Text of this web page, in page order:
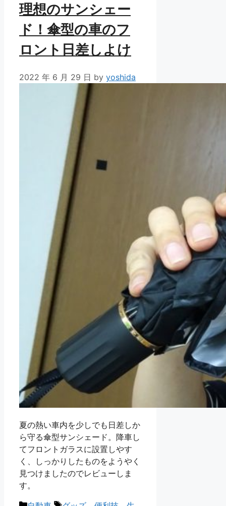
理想のサンシェー
ド！傘型の車のフ
ロント日差しよけ
2022 年 6 月 29 日 by yoshida
夏の熱い車内を少しでも日差しか
ら守る傘型サンシェード。降車し
てフロントガラスに設置しやす
く、しっかりしたものをようやく
見つけましたのでレビューしま
す。